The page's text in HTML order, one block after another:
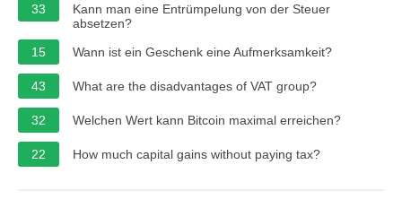
33
Kann man eine Entrümpelung von der Steuer
absetzen?
15
Wann ist ein Geschenk eine Aufmerksamkeit?
43 What are the disadvantages of VAT group?
32 Welchen Wert kann Bitcoin maximal erreichen?
22 How much capital gains without paying tax?